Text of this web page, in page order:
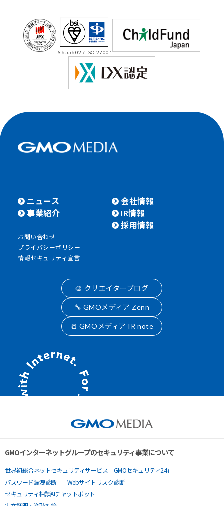
電子広告
免責事項
IS 655602 / ISO 27001
ニュース
事業紹介
会社情報
IR情報
採用情報
お問い合わせ
プライバシーポリシー
情報セキュリティ宣言
🎨 クリエイターブログ
🔧 GMOメディア Zenn
📒 GMOメディア IR note
GMOインターネットグループのセキュリティ事業について
世界初総合ネットセキュリティサービス「GMOセキュリティ24」
パスワード漏洩診断
Webサイトリスク診断
セキュリティ相談AIチャットボット